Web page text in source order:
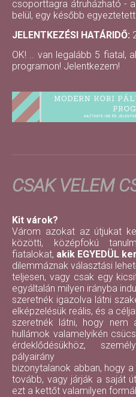
csoporttagra átruházható -
belül, egy később
JELENTKEZÉSI HATÁRIDŐ:
OK! .. van legalább 5 fiatal,
programon! Jelentkezem!
CSAK VELEM
Kit várok?
Várom azokat az útjukat
közötti, középfokú
fiatalokat, akik EGYEDÜL
dilemmáznak választási
teljesen, vagy csak egy
egyáltalán milyen irányba
szeretnék igazolva látni
elképzelésük reális, és a
szeretnék látni, hogy nem
hullámok valamelyikén
érdeklődésükhöz,
pályairány
bizonytalanok abban, hogy
tovább, vagy járják a saját
ezt a kettőt valamilyen